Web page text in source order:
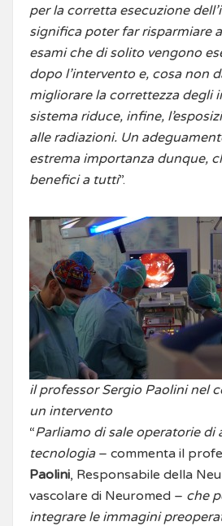
per la corretta esecuzione
significa poter far risparmiare
esami che di solito vengono
dopo l’intervento e, cosa non
migliorare la correttezza degli
sistema riduce, infine,
alle radiazioni. Un
estrema importanza dunque,
benefici a tutti”.
il professor Sergio Paolini nel
un intervento
“Parliamo di sale operatorie di
tecnologia– commenta il
Paolini, Responsabile della
vascolare di Neuromed – che
integrare le immagini